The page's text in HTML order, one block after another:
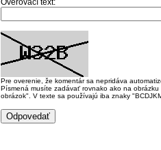
Overovací text:
Pre overenie, že komentár sa nepridáva
Písmená musíte zadávať rovnako ako na
obrázok". V texte sa používajú iba znaky